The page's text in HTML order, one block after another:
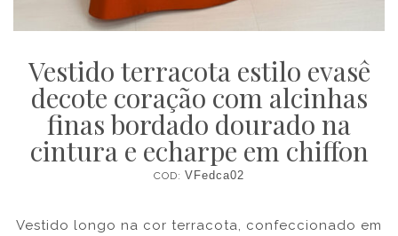
Vestido terracota estilo evasê
decote coração com alcinhas
finas bordado dourado na
cintura e echarpe em chiffon
COD: VFedca02
Vestido longo na cor terracota, confeccionado em